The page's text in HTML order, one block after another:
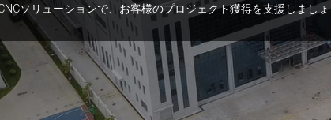
ソリューションで、お客様のプロジェクト獲得を支援しましょ